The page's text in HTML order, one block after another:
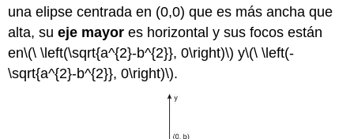
una elipse centrada en (0,0) que es más ancha que
alta, sueje mayor es horizontal y sus focos están
en\(\ \left(\sqrt{a^{2}-b^{2}}, 0\right)\) y\(\ \left(-
\sqrt{a^{2}-b^{2}}, 0\right)\).